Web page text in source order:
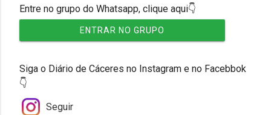
Entre no grupo do Whatsapp, clique aqui👇
ENTRAR NO GRUPO
Siga o Diário de Cáceres no Instagram e no Facebbok
👇
Seguir